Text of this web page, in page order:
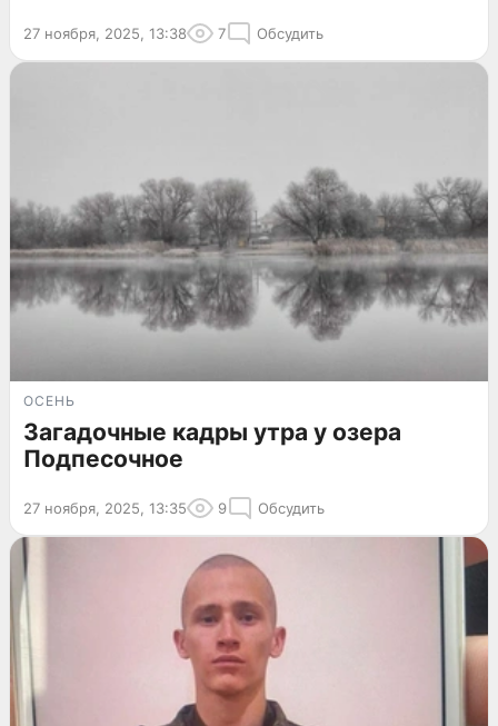
27 ноября, 2025, 13:38 7 Обсудить
ОСЕНЬ
Загадочные кадры утра у озера
Подпесочное
27 ноября, 2025, 13:35 9 Обсудить